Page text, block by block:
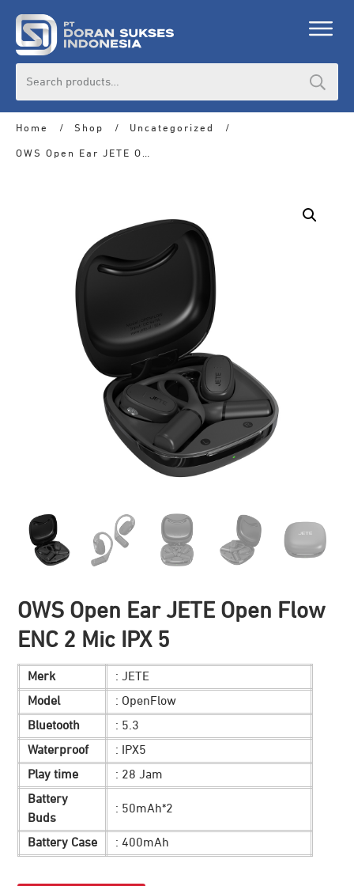
Home / Shop / Uncategorized /
OWS Open Ear JETE Open Flow ENC 2 Mic IPX 5
OWS Open Ear JETE Open Flow
ENC 2 Mic IPX 5
Merk
: JETE
Model
: OpenFlow
Bluetooth
: 5.3
Waterproof
: IPX5
Play time
: 28 Jam
Battery
Buds
: 50mAh*2
Battery Case : 400mAh